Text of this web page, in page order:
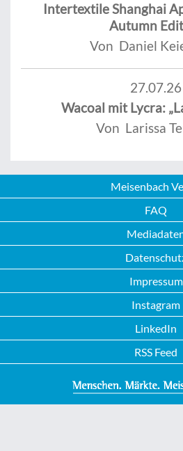
Intertextile Shanghai
Autumn
Von Daniel
27.07.26
Wacoal mit Lycra:
Von Larissa
Meisenbach
FAQ
Impressum
Instagram
LinkedIn
RSS Feed